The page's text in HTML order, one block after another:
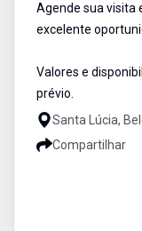
Agende sua visita
excelente
Valores e
prévio.
Santa Lúcia,
Compartilhar